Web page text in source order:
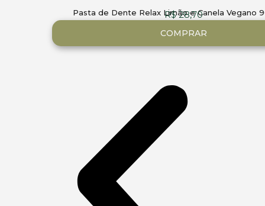
Pasta de Dente Relax Limão e Canela Vegano
R$28,70
COMPRAR